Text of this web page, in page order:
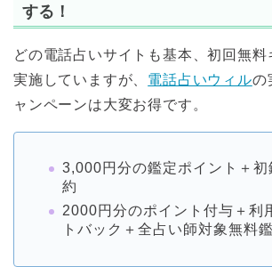
する！
どの電話占いサイトも基本、初回無料
実施していますが、 電話占いウィルの
ャンペーンは大変お得です。
3,000円分の鑑定ポイント＋初
約
2000円分のポイント付与＋利
トバック＋全占い師対象無料